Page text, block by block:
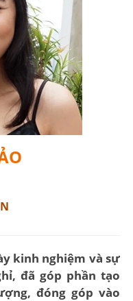
kinh nghiệm và sự
đã góp phần tạo
đóng góp vào